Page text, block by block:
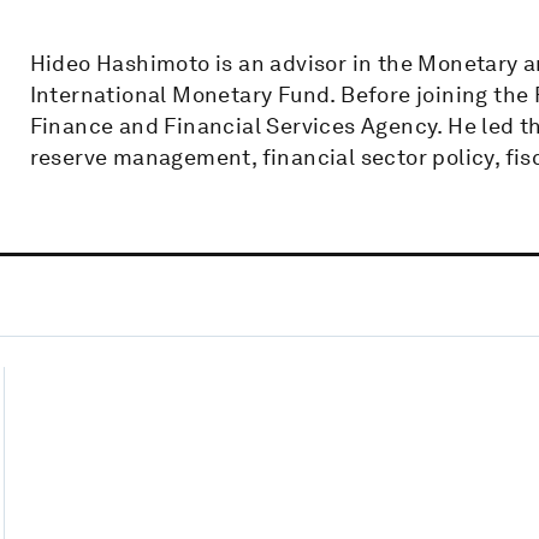
Hideo Hashimoto is an advisor in the Monetary
International Monetary Fund. Before joining
Finance and Financial Services Agency. He
reserve management, financial sector policy,